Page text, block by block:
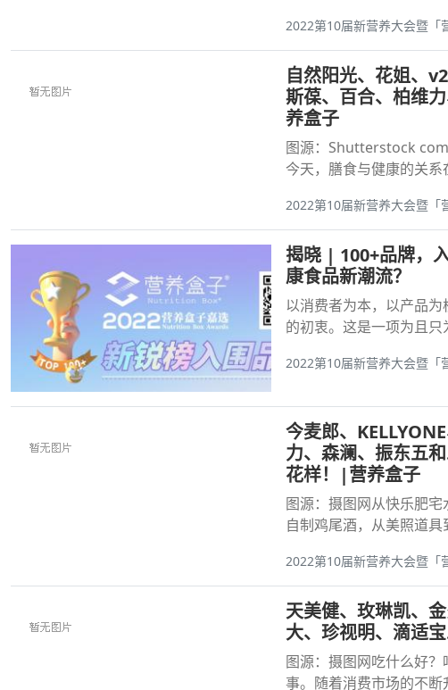
2022第10届新营养大会暨「
自然阳光、花姐、
斯葆、百合、柏维
养盒子
图源：Shutterstock
今天，膳食与健康的关
2022第10届新营养大会暨「
揭晓 | 100+品牌，
康食品新潮流？
以消费者为本，以产品
的初衷。这是一项为且
2022第10届新营养大会暨「
今麦郎、
力、森澜、振东五
花样！|营养盒子
图源：摄图网从快乐肥
自制鸡尾酒，从美照道
2022第10届新营养大会暨「
天美健、玫琳凯、
大、珍视明、滴适
图源：摄图网吃什么好
事。随着消费市场的不